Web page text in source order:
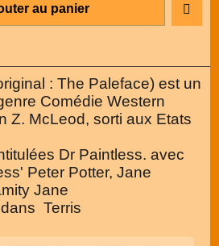
au panier
: The Paleface) est un
Comédie Western
Z. McLeod, sorti aux Etats
Dr Paintless. avec
Peter Potter, Jane
Jane
Terris